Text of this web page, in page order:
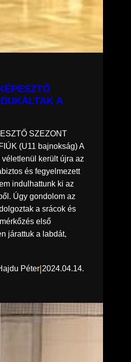
A
SZEZONT
(U11 bajnokság) A
került újra az
és fegyelmezett
indulhattunk ki az
Úgy gondolom az
a srácok és
első
járattuk a labdát,
Péter|2024.04.14.